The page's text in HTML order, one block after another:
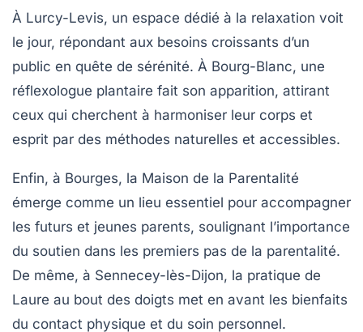
À Lurcy-Levis, un espace dédié à la relaxation voit
le jour, répondant aux besoins croissants d’un
public en quête de sérénité. À Bourg-Blanc, une
réflexologue plantaire fait son apparition, attirant
ceux qui cherchent à harmoniser leur corps et
esprit par des méthodes naturelles et accessibles.
Enfin, à Bourges, la Maison de la Parentalité
émerge comme un lieu essentiel pour accompagner
les futurs et jeunes parents, soulignant l’importance
du soutien dans les premiers pas de la parentalité.
De même, à Sennecey-lès-Dijon, la pratique de
Laure au bout des doigts met en avant les bienfaits
du contact physique et du soin personnel.